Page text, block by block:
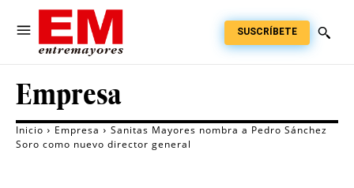
SUSCRÍBETE
Empresa
Inicio Empresa
Sanitas Mayores nombra a Pedro Sánchez
Soro como nuevo director general